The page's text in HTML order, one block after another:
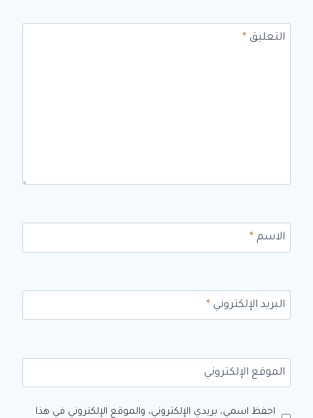
التعليق*
الاسم*
البريد الإلكتروني*
الموقع الإلكتروني
احفظ اسمي، بريدي الإلكتروني، والموقع الإلكتروني في هذا